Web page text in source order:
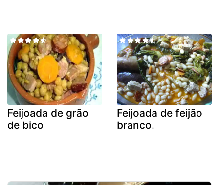
Feijoada de grão
de bico
Feijoada de feijão
branco.